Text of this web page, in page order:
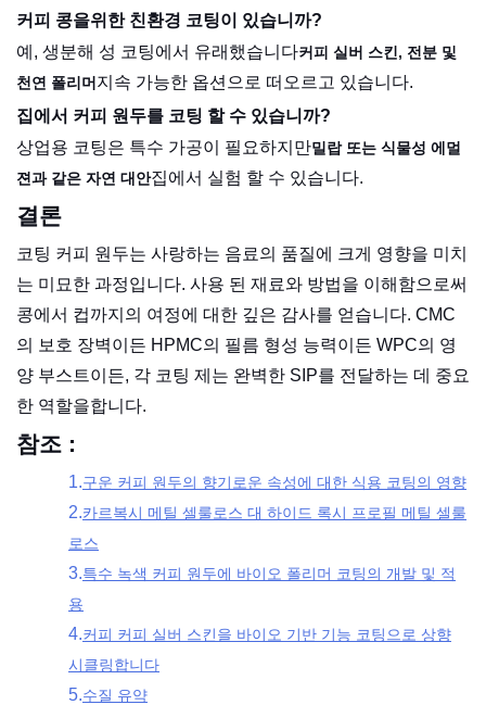
커피 콩을위한 친환경 코팅이 있습니까?
예, 생분해 성 코팅에서 유래했습니다커피 실버 스킨, 전분 및
천연 폴리머 지속 가능한 옵션으로 떠오르고 있습니다.
집에서 커피 원두를 코팅 할 수 있습니까?
상업용 코팅은 특수 가공이 필요하지만밀랍 또는 식물성 에멀
젼과 같은 자연 대안집에서 실험 할 수 있습니다.
결론
코팅 커피 원두는 사랑하는 음료의 품질에 크게 영향을 미치
는 미묘한 과정입니다. 사용 된 재료와 방법을 이해함으로써
콩에서 컵까지의 여정에 대한 깊은 감사를 얻습니다. CMC
의 보호 장벽이든 HPMC의 필름 형성 능력이든 WPC의 영
양 부스트이든, 각 코팅 제는 완벽한 SIP를 전달하는 데 중요
한 역할을합니다.
참조 :
1.구운 커피 원두의 향기로운 속성에 대한 식용 코팅의 영향
2.카르복시 메틸 셀룰로스 대 하이드 록시 프로필 메틸 셀룰
로스
3.특수 녹색 커피 원두에 바이오 폴리머 코팅의 개발 및 적
용
4.커피 커피 실버 스킨을 바이오 기반 기능 코팅으로 상향
시클링합니다
5.수질 유약